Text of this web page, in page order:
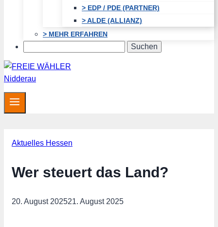
> EDP / PDE (PARTNER)
> ALDE (ALLIANZ)
> MEHR ERFAHREN
Aktuelles Hessen
Wer steuert das Land?
20. August 202521. August 2025